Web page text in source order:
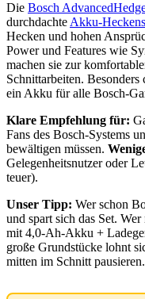
Die Bosch
durchdachte Akku-
Hecken und hohen
Power und Features wie
machen sie zur
Schnittarbeiten.
ein Akku für alle Bosch-
Klare Empfehlung für:
Fans des Bosch-Systems
bewältigen müssen.
Gelegenheitsnutzer oder
teuer).
Unser Tipp: Wer schon
und spart sich das Set.
mit 4,0-Ah-Akku +
große Grundstücke lohnt
mitten im Schnitt pausieren.